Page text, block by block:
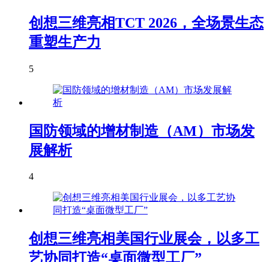
创想三维亮相TCT 2026，全场景生态
重塑生产力
5
国防领域的增材制造（AM）市场发
展解析
4
创想三维亮相美国行业展会，以多工
艺协同打造“桌面微型工厂”